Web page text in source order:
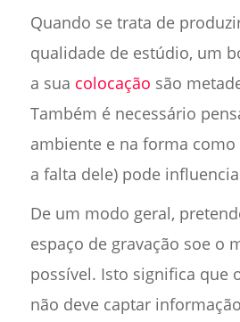
Quando se trata de
qualidade de estúdio, um
a sua colocação são
Também é necessário
ambiente e na forma
a falta dele) pode
De um modo geral,
espaço de gravação soe o
possível. Isto significa que
não deve captar